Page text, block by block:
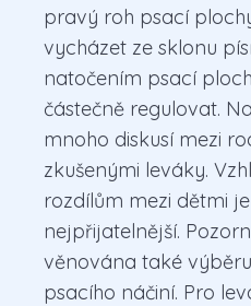
pravý roh psací
vycházet ze sklonu
natočením psací
částečně regulovat.
mnoho diskusí mezi
zkušenými leváky.
rozdílům mezi dětmi
nejpřijatelnější.
věnována také
psacího náčiní. Pro